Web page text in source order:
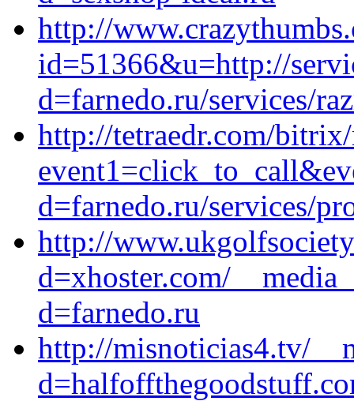
http://
id=51366&u=http://
d=farnedo.ru/services/
http://tetraedr.com/
d=farnedo.ru/services/
http://
d=xhoster.com/
d=farnedo.ru
http://misnoticias4.tv/